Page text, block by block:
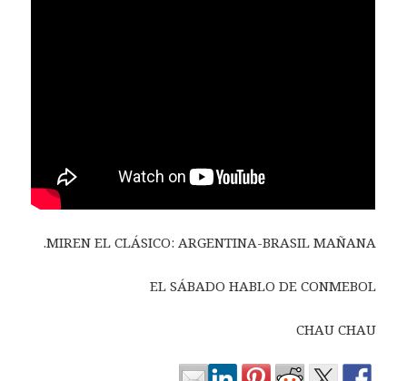
MIREN EL CLÁSICO: ARGENTINA-BRASIL MAÑANA.
EL SÁBADO HABLO DE CONMEBOL
CHAU CHAU